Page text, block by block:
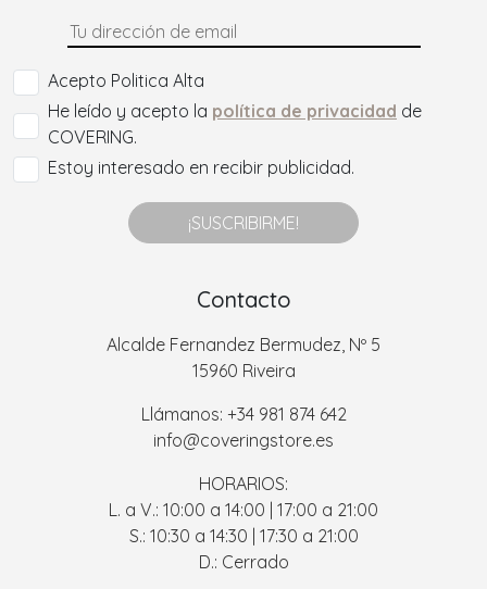
Acepto Politica Alta
He leído y acepto la política de privacidad de
COVERING.
Estoy interesado en recibir publicidad.
¡SUSCRIBIRME!
Contacto
Alcalde Fernandez Bermudez, Nº 5
15960 Riveira
Llámanos: +34 981 874 642
info@coveringstore.es
HORARIOS:
L. a V.: 10:00 a 14:00 | 17:00 a 21:00
S.: 10:30 a 14:30 | 17:30 a 21:00
D.: Cerrado